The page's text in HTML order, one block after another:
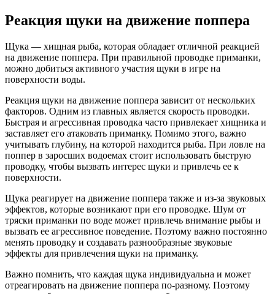
Реакция щуки на движение поппера
Щука — хищная рыба, которая обладает отличной реакцией
на движение поппера. При правильной проводке приманки,
можно добиться активного участия щуки в игре на
поверхности воды.
Реакция щуки на движение поппера зависит от нескольких
факторов. Одним из главных является скорость проводки.
Быстрая и агрессивная проводка часто привлекает хищника и
заставляет его атаковать приманку. Помимо этого, важно
учитывать глубину, на которой находится рыба. При ловле на
поппер в заросших водоемах стоит использовать быструю
проводку, чтобы вызвать интерес щуки и привлечь ее к
поверхности.
Щука реагирует на движение поппера также и из-за звуковых
эффектов, которые возникают при его проводке. Шум от
тряски приманки по воде может привлечь внимание рыбы и
вызвать ее агрессивное поведение. Поэтому важно постоянно
менять проводку и создавать разнообразные звуковые
эффекты для привлечения щуки на приманку.
Важно помнить, что каждая щука индивидуальна и может
отреагировать на движение поппера по-разному. Поэтому